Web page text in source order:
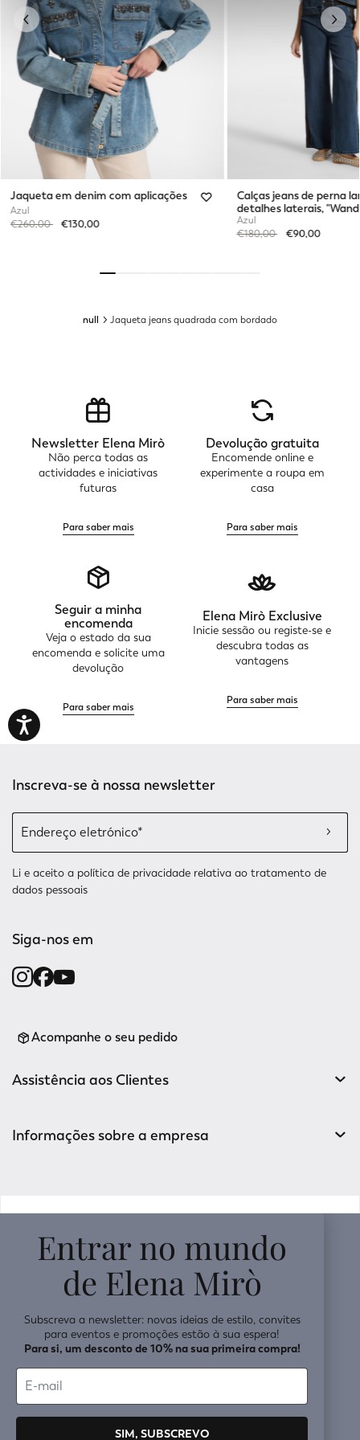
Jaqueta em denim com aplicações
Azul
Price reduced from
€260,00to€130,00
Calças jeans de perna
detalhes laterais,
Azul
Price reduced from
€180,00to€90,00
Previous Next
null Jaqueta jeans quadrada com bordado
Newsletter Elena Mirò
Não perca todas as
actividades e iniciativas
futuras
Para saber mais
Devolução gratuita
Encomende online e
experimente a roupa em
casa
Para saber mais
Seguir a minha
encomenda
Veja o estado da sua
encomenda e solicite uma
devolução
Para saber mais
Elena Mirò Exclusive
Inicie sessão ou registe-se e
descubra todas as
vantagens
Para saber mais
Inscreva-se à nossa newsletter
Li e aceito a política de privacidade relativa ao tratamento de
dados pessoais
Siga-nos em
Acompanhe o seu pedido
Assistência aos Clientes
Informações sobre a empresa
Entrar no mundo
de Elena Mirò
Subscreva a newsletter: novas ideias de estilo, convites
para eventos e promoções estão à sua espera!
Para si, um desconto de 10% na sua primeira compra!
SIM, SUBSCREVO